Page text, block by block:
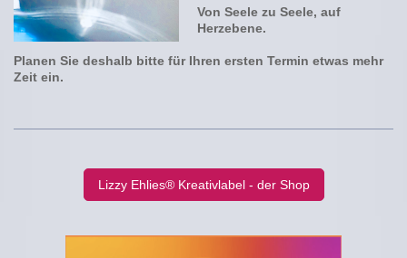
Von Seele zu Seele, auf
Herzebene.
Planen Sie deshalb bitte für Ihren ersten Termin etwas mehr
Zeit ein.
Lizzy Ehlies® Kreativlabel - der Shop